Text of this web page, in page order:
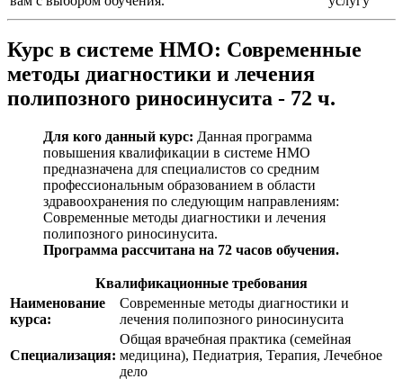
Курс в системе НМО: Современные
методы диагностики и лечения
полипозного риносинусита - 72 ч.
Для кого данный курс: Данная программа
повышения квалификации в системе НМО
предназначена для специалистов со средним
профессиональным образованием в области
здравоохранения по следующим направлениям:
Современные методы диагностики и лечения
полипозного риносинусита.
Программа рассчитана на 72 часов обучения.
Квалификационные требования
Наименование
курса:
Современные методы диагностики и
лечения полипозного риносинусита
Специализация:
Общая врачебная практика (семейная
медицина), Педиатрия, Терапия, Лечебное
дело